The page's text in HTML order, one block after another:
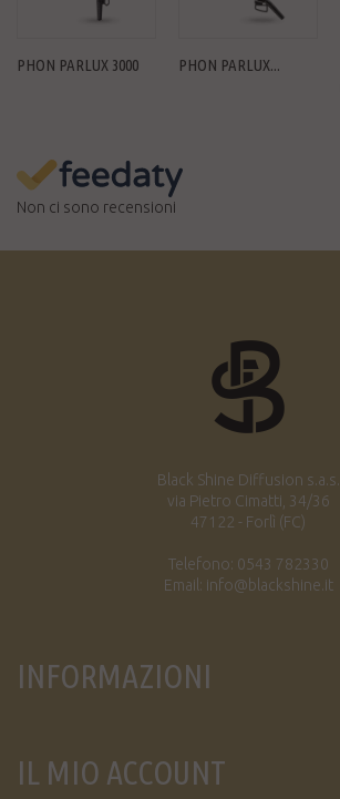
PHON PARLUX 3000 PHON PARLUX...
Non ci sono recensioni
Black Shine Diffusion s.a.s.
via Pietro Cimatti, 34/36
47122 - Forlì (FC)
Telefono: 0543 782330
Email: info@blackshine.it
INFORMAZIONI
IL MIO ACCOUNT